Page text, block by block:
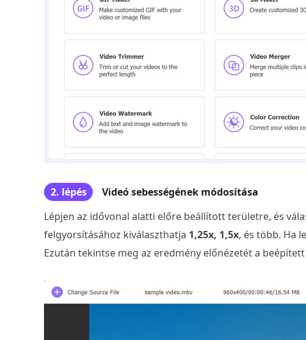
2. lépés
Videó sebességének módosítása
Lépjen az idővonal alatti előre beállított területre, és
felgyorsításához kiválaszthatja 1,25x, 1,5x, és több. Ha
Ezután tekintse meg az eredmény előnézetét a